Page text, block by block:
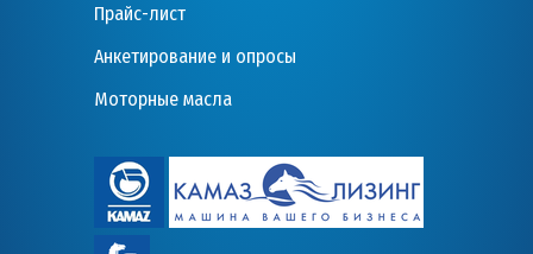
Прайс-лист
Анкетирование и опросы
Моторные масла